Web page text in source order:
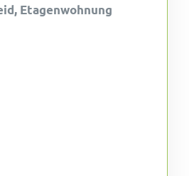
Etagenwohnung